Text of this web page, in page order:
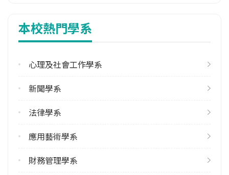
本校熱門學系
心理及社會工作學系
新聞學系
法律學系
應用藝術學系
財務管理學系